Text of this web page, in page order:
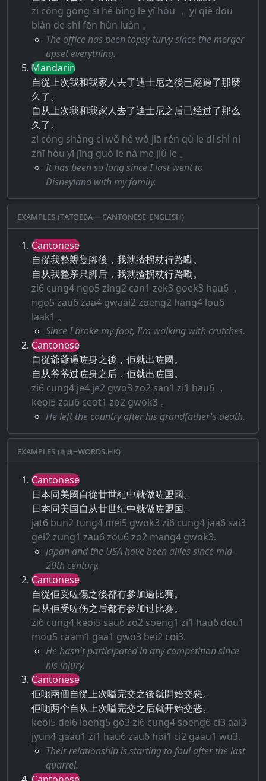
zì cóng gōng sī hé bìng le yǐ hòu ， yī qiè dōu
biàn de shí fēn hùn luàn 。
The office has been topsy-turvy since the merger
upset everything.
Mandarin
自從上次我和我家人去了迪士尼之後已經過了那麼
久了。
自从上次我和我家人去了迪士尼之后已经过了那么
久了。
zì cóng shàng cì wǒ hé wǒ jiā rén qù le dí shì ní
zhī hòu yǐ jīng guò le nà me jiǔ le 。
It has been so long since I last went to
Disneyland with my family.
Examples (Tatoeba—Cantonese-English)
Cantonese
自從我整親隻腳後，我就揸拐杖行路嘞。
自从我整亲只脚后，我就揸拐杖行路嘞。
zi6 cung4 ngo5 zing2 can1 zek3 goek3 hau6 ，
ngo5 zau6 zaa4 gwaai2 zoeng2 hang4 lou6
laak1 。
Since I broke my foot, I'm walking with crutches.
Cantonese
自從爺爺過咗身之後，佢就出咗國。
自从爷爷过咗身之后，佢就出咗国。
zi6 cung4 je4 je2 gwo3 zo2 san1 zi1 hau6 ，
keoi5 zau6 ceot1 zo2 gwok3 。
He left the country after his grandfather's death.
Examples (粵典–words.hk)
Cantonese
日本同美國自從廿世紀中就做咗盟國。
日本同美国自从廿世纪中就做咗盟国。
jat6 bun2 tung4 mei5 gwok3 zi6 cung4 jaa6 sai3
gei2 zung1 zau6 zou6 zo2 mang4 gwok3.
Japan and the USA have been allies since mid-
20th century.
Cantonese
自從佢受咗傷之後都冇參加過比賽。
自从佢受咗伤之后都冇参加过比赛。
zi6 cung4 keoi5 sau6 zo2 soeng1 zi1 hau6 dou1
mou5 caam1 gaa1 gwo3 bei2 coi3.
He hasn't participated in any competition since
his injury.
Cantonese
佢哋兩個自從上次嗌完交之後就開始交惡。
佢哋两个自从上次嗌完交之后就开始交恶。
keoi5 dei6 loeng5 go3 zi6 cung4 soeng6 ci3 aai3
jyun4 gaau1 zi1 hau6 zau6 hoi1 ci2 gaau1 wu3.
Their relationship is starting to foul after the last
quarrel.